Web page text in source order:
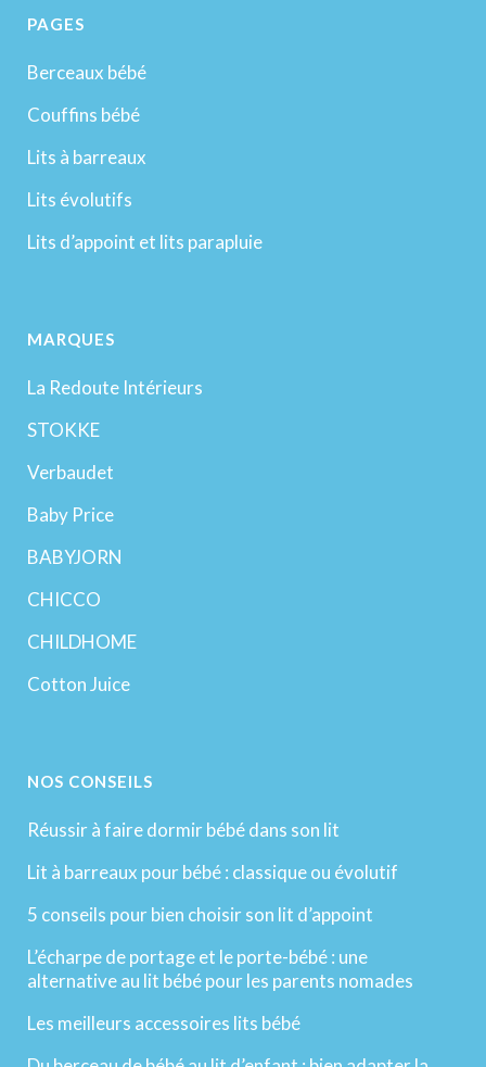
PAGES
Berceaux bébé
Couffins bébé
Lits à barreaux
Lits évolutifs
Lits d’appoint et lits parapluie
MARQUES
La Redoute Intérieurs
STOKKE
Verbaudet
Baby Price
BABYJORN
CHICCO
CHILDHOME
Cotton Juice
NOS CONSEILS
Réussir à faire dormir bébé dans son lit
Lit à barreaux pour bébé : classique ou évolutif
5 conseils pour bien choisir son lit d’appoint
L’écharpe de portage et le porte-bébé : une
alternative au lit bébé pour les parents nomades
Les meilleurs accessoires lits bébé